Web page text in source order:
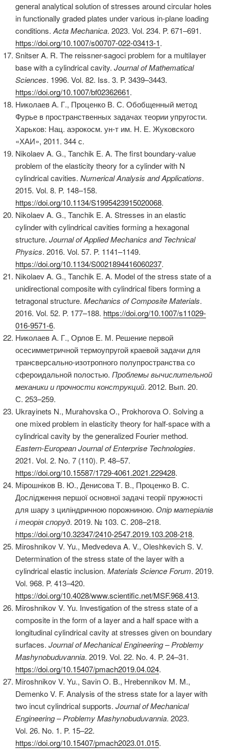
general analytical solution of stresses around circular holes
in functionally graded plates under various in-plane loading
conditions. Acta Mechanica. 2023. Vol. 234. P. 671–691.
https://doi.org/10.1007/s00707-022-03413-1.
Snitser A. R. The reissner-sagoci problem for a multilayer
base with a cylindrical cavity. Journal of Mathematical
Sciences. 1996. Vol. 82. Iss. 3. P. 3439–3443.
https://doi.org/10.1007/bf02362661.
Николаев А. Г., Проценко В. С. Обобщенный метод
Фурье в пространственных задачах теории упругости.
Харьков: Нац. аэрокосм. ун-т им. Н. Е. Жуковского
«ХАИ», 2011. 344 с.
Nikolaev A. G., Tanchik E. A. The first boundary-value
problem of the elasticity theory for a cylinder with N
cylindrical cavities. Numerical Analysis and Applications.
2015. Vol. 8. P. 148–158.
https://doi.org/10.1134/S1995423915020068.
Nikolaev A. G., Tanchik E. A. Stresses in an elastic
cylinder with cylindrical cavities forming a hexagonal
structure. Journal of Applied Mechanics and Technical
Physics. 2016. Vol. 57. P. 1141–1149.
https://doi.org/10.1134/S0021894416060237.
Nikolaev A. G., Tanchik E. A. Model of the stress state of a
unidirectional composite with cylindrical fibers forming a
tetragonal structure. Mechanics of Composite Materials.
2016. Vol. 52. P. 177–188. https://doi.org/10.1007/s11029-
016-9571-6.
Николаев А. Г., Орлов Е. М. Решение первой
осесимметричной термоупругой краевой задачи для
трансверсально-изотропного полупространства со
сфероидальной полостью. Проблемы вычислительной
механики и прочности конструкций. 2012. Вып. 20.
С. 253–259.
Ukrayinets N., Murahovska O., Prokhorova O. Solving a
one mixed problem in elasticity theory for half-space with a
cylindrical cavity by the generalized Fourier method.
Eastern-European Journal of Enterprise Technologies.
2021. Vol. 2. No. 7 (110). P. 48–57.
https://doi.org/10.15587/1729-4061.2021.229428.
Мірошніков В. Ю., Денисова Т. В., Проценко В. С.
Дослідження першої основної задачі теорії пружності
для шару з циліндричною порожниною. Опір матеріалів
і теорія споруд. 2019. № 103. С. 208–218.
https://doi.org/10.32347/2410-2547.2019.103.208-218.
Miroshnikov V. Yu., Medvedeva A. V., Oleshkevich S. V.
Determination of the stress state of the layer with a
cylindrical elastic inclusion. Materials Science Forum. 2019.
Vol. 968. P. 413–420.
https://doi.org/10.4028/www.scientific.net/MSF.968.413.
Miroshnikov V. Yu. Investigation of the stress state of a
composite in the form of a layer and a half space with a
longitudinal cylindrical cavity at stresses given on boundary
surfaces. Journal of Mechanical Engineering –Problemy
Mashynobuduvannia. 2019. Vol. 22. No. 4. P. 24–31.
https://doi.org/10.15407/pmach2019.04.024.
Miroshnikov V. Yu., Savin O. B., Hrebennikov M. M.,
Demenko V. F. Analysis of the stress state for a layer with
two incut cylindrical supports. Journal of Mechanical
Engineering –Problemy Mashynobuduvannia. 2023.
Vol. 26. No. 1. P. 15–22.
https://doi.org/10.15407/pmach2023.01.015.